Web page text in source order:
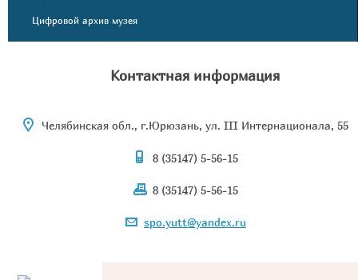
Цифровой архив музея
Контактная информация
Челябинская обл., г.Юрюзань, ул. III Интернационала, 55
8 (35147) 5-56-15
8 (35147) 5-56-15
spo.yutt@yandex.ru